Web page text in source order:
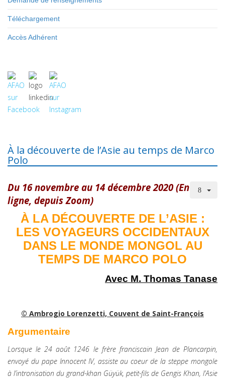
Téléchargement
Accès Adhérent
À la découverte de l’Asie au temps de Marco
Polo
Du 16 novembre au 14 décembre 2020 (En
ligne, depuis Zoom)
À LA DÉCOUVERTE DE L’ASIE :
LES VOYAGEURS OCCIDENTAUX
DANS LE MONDE MONGOL AU
TEMPS DE MARCO POLO
Avec M. Thomas Tanase
© Ambrogio Lorenzetti, Couvent de Saint-François
Argumentaire
Lorsque le 24 août 1246 le frère franciscain Jean de Plancarpin,
envoyé du pape Innocent IV, assiste au coeur de la steppe mongole
à l’intronisation du grand-khan Güyük, petit-fils de Gengis Khan, l’Asie